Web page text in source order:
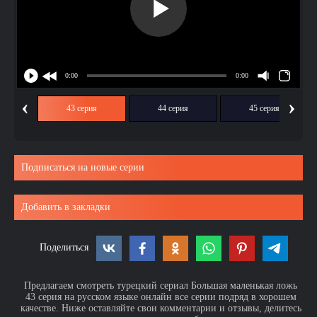
‹ 43 серия 44 серия 45 серия ›
Подписаться на новые серии
Добавить в закладки
Поделиться
Предлагаем смотреть турецкий сериал Большая маленькая ложь
43 серия на русском языке онлайн все серии подряд в хорошем
качестве. Ниже оставляйте свои комментарии и отзывы, делитесь